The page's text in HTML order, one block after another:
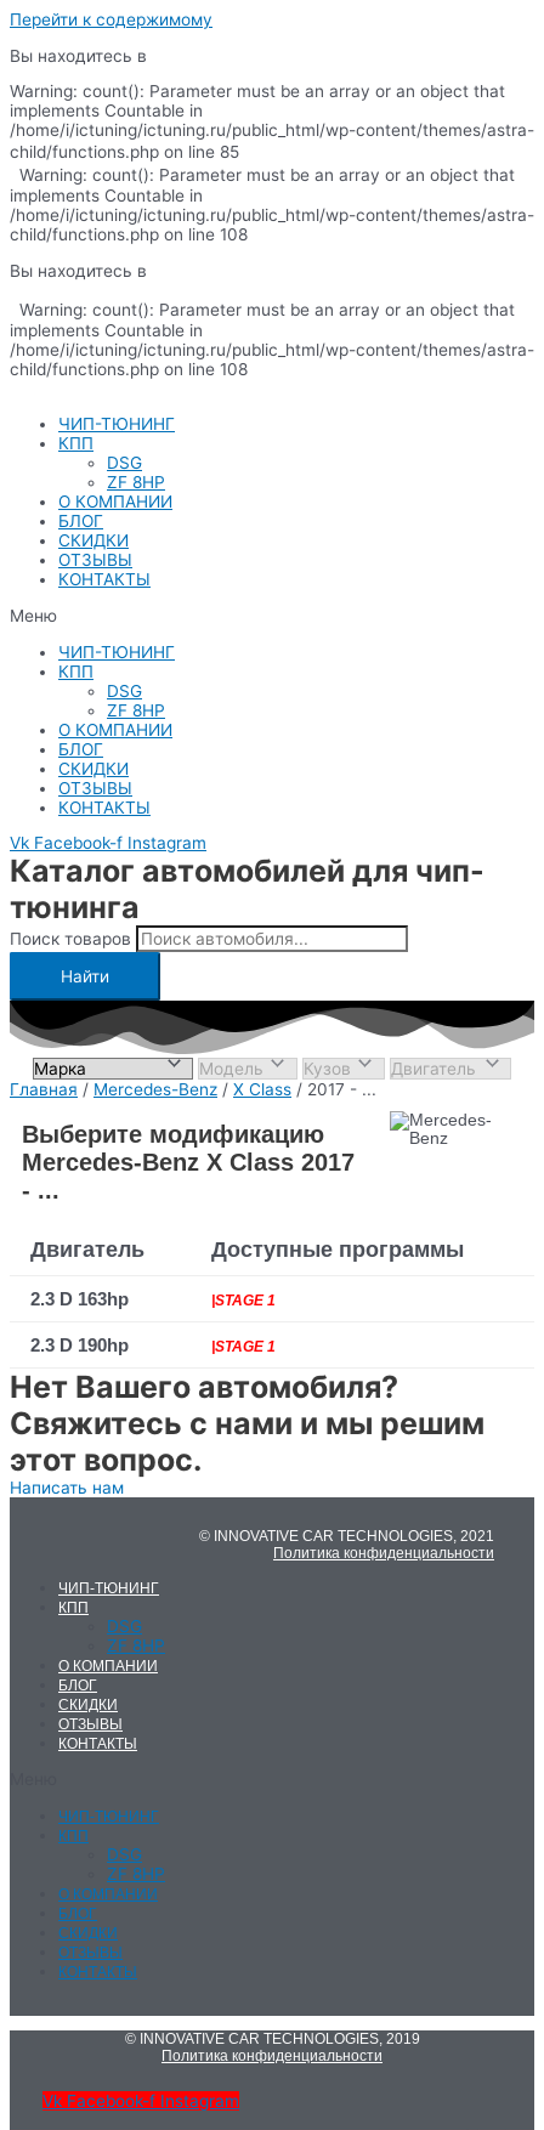
Перейти к содержимому
Вы находитесь в
Warning: count(): Parameter must be an array or an object that
implements Countable in
/home/i/ictuning/ictuning.ru/public_html/wp-content/themes/astra-
child/functions.php on line 85
Warning: count(): Parameter must be an array or an object that
implements Countable in
/home/i/ictuning/ictuning.ru/public_html/wp-content/themes/astra-
child/functions.php on line 108
Вы находитесь в
Warning: count(): Parameter must be an array or an object that
implements Countable in
/home/i/ictuning/ictuning.ru/public_html/wp-content/themes/astra-
child/functions.php on line 108
ЧИП-ТЮНИНГ
КПП
DSG
ZF 8HP
О КОМПАНИИ
БЛОГ
СКИДКИ
ОТЗЫВЫ
КОНТАКТЫ
Меню
ЧИП-ТЮНИНГ
КПП
DSG
ZF 8HP
О КОМПАНИИ
БЛОГ
СКИДКИ
ОТЗЫВЫ
КОНТАКТЫ
Vk Facebook-f Instagram
Каталог автомобилей для чип-
тюнинга
Поиск товаров
Найти
Главная / Mercedes-Benz / X Class / 2017 - ...
Выберите модификацию
Mercedes-Benz X Class 2017
- ...
Двигатель Доступные программы
2.3 D 163hp |STAGE 1
2.3 D 190hp |STAGE 1
Нет Вашего автомобиля?
Свяжитесь с нами и мы решим
этот вопрос.
Написать нам
© INNOVATIVE CAR TECHNOLOGIES, 2021
Политика конфиденциальности
ЧИП-ТЮНИНГ
КПП
DSG
ZF 8HP
О КОМПАНИИ
БЛОГ
СКИДКИ
ОТЗЫВЫ
КОНТАКТЫ
ЧИП-ТЮНИНГ
КПП
DSG
ZF 8HP
О КОМПАНИИ
БЛОГ
СКИДКИ
ОТЗЫВЫ
КОНТАКТЫ
© INNOVATIVE CAR TECHNOLOGIES, 2019
Политика конфиденциальности
Vk Facebook-f Instagram